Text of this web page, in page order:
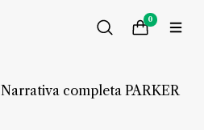
0
Narrativa completa PARKER